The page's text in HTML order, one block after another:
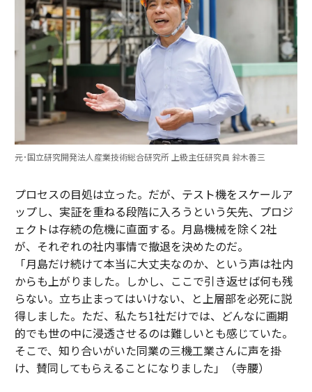
元･国立研究開発法人産業技術総合研究所 上級主任研究員 鈴木善三
プロセスの目処は立った。だが、テスト機をスケールア
ップし、実証を重ねる段階に入ろうという矢先、プロジ
ェクトは存続の危機に直面する。月島機械を除く2社
が、それぞれの社内事情で撤退を決めたのだ。
「月島だけ続けて本当に大丈夫なのか、という声は社内
からも上がりました。しかし、ここで引き返せば何も残
らない。立ち止まってはいけない、と上層部を必死に説
得しました。ただ、私たち1社だけでは、どんなに画期
的でも世の中に浸透させるのは難しいとも感じていた。
そこで、知り合いがいた同業の三機工業さんに声を掛
け、賛同してもらえることになりました」（寺腰）